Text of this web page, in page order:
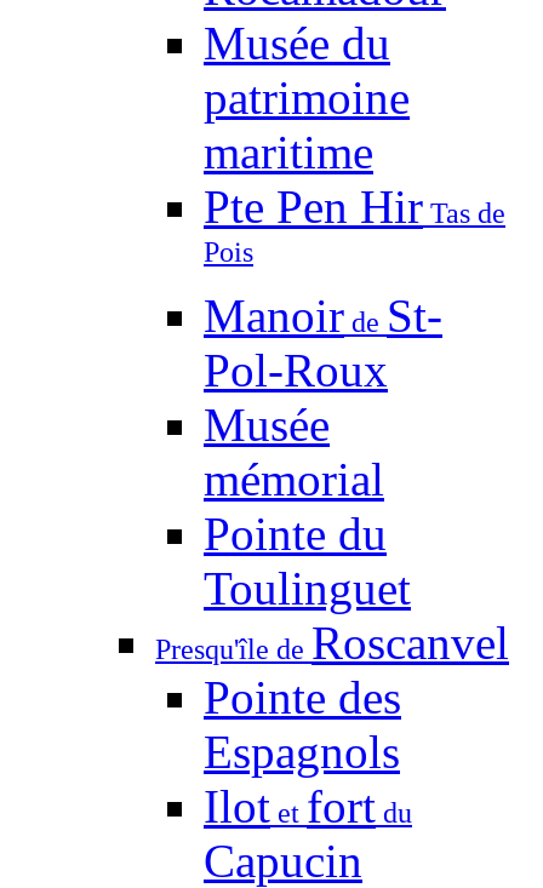
Musée du
patrimoine
maritime
Pte Pen Hir Tas de
Pois
Manoir de St-
Pol-Roux
Musée
mémorial
Pointe du
Toulinguet
Presqu'île de Roscanvel
Pointe des
Espagnols
Ilot et fort du
Capucin